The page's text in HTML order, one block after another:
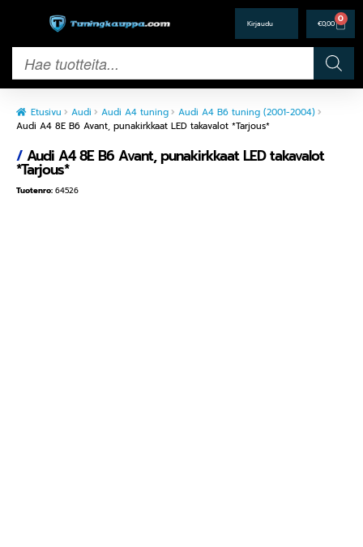
€0,00 0
Etusivu Audi Audi A4 tuning
Audi A4 B6 tuning (2001-2004)
Audi A4 8E B6 Avant, punakirkkaat LED takavalot *Tarjous*
/Audi A4 8E B6 Avant, punakirkkaat LED takavalot
*Tarjous*
Tuotenro: 64526